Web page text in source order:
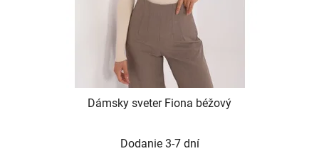
Dámsky sveter Fiona béžový
Dodanie 3-7 dní